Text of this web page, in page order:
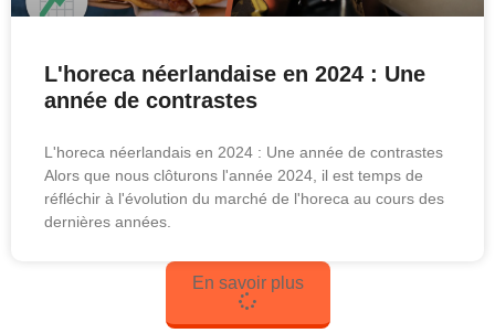
L'horeca néerlandaise en 2024 : Une
année de contrastes
L'horeca néerlandais en 2024 : Une année de contrastes
Alors que nous clôturons l'année 2024, il est temps de
réfléchir à l'évolution du marché de l'horeca au cours des
dernières années.
En savoir plus